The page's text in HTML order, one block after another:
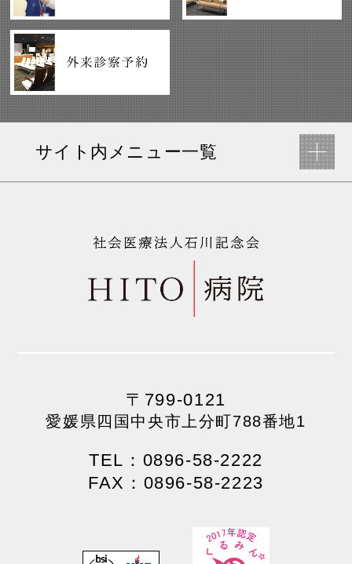
サイト内メニュー一覧
〒799-0121
愛媛県四国中央市上分町788番地1
TEL：0896-58-2222
FAX：0896-58-2223